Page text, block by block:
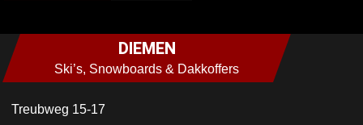
DIEMEN
Ski’s, Snowboards & Dakkoffers
Treubweg 15-17